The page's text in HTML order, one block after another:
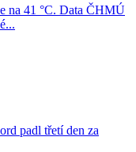
na 41 °C. Data ČHMÚ
padl třetí den za